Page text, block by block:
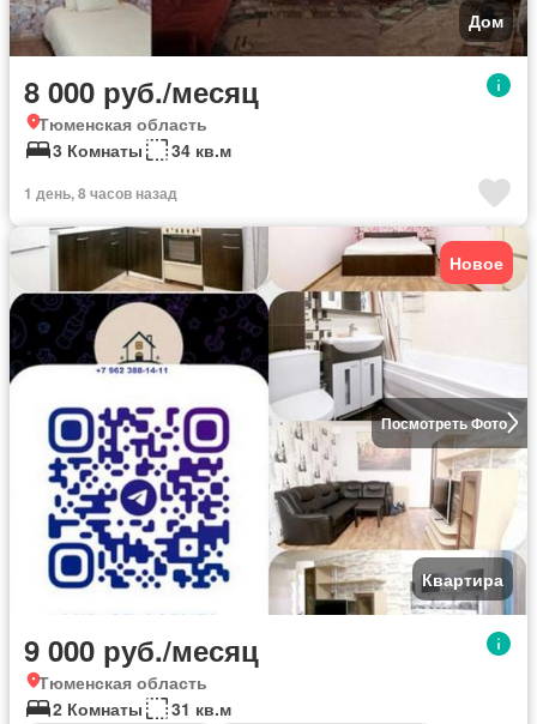
Дом
8 000 руб./месяц
Тюменская область
3 Комнаты
34 кв.м
1 день, 8 часов назад
Посмотреть Фото
Новое
Квартира
9 000 руб./месяц
Тюменская область
2 Комнаты
31 кв.м